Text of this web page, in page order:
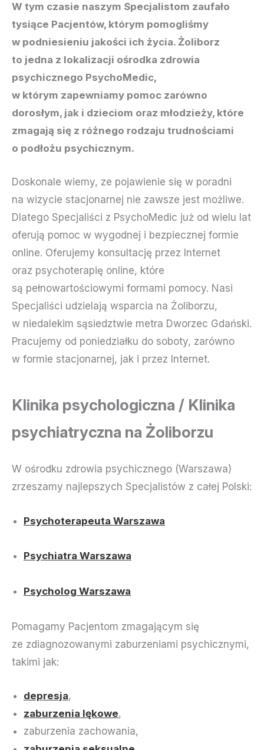
W tym czasie naszym Specjalistom zaufało
tysiące Pacjentów, którym pomogliśmy
w podniesieniu jakości ich życia. Żoliborz
to jedna z lokalizacji ośrodka zdrowia
psychicznego PsychoMedic,
w którym zapewniamy pomoc zarówno
dorosłym, jak i dzieciom oraz młodzieży, które
zmagają się z różnego rodzaju trudnościami
o podłożu psychicznym.
Doskonale wiemy, ze pojawienie się w poradni
na wizycie stacjonarnej nie zawsze jest możliwe.
Dlatego Specjaliści z PsychoMedic już od wielu lat
oferują pomoc w wygodnej i bezpiecznej formie
online. Oferujemy konsultację przez Internet
oraz psychoterapię online, które
są pełnowartościowymi formami pomocy. Nasi
Specjaliści udzielają wsparcia na Żoliborzu,
w niedalekim sąsiedztwie metra Dworzec Gdański.
Pracujemy od poniedziałku do soboty, zarówno
w formie stacjonarnej, jak i przez Internet.
Klinika psychologiczna / Klinika
psychiatryczna na Żoliborzu
W ośrodku zdrowia psychicznego (Warszawa)
zrzeszamy najlepszych Specjalistów z całej Polski:
Psychoterapeuta Warszawa
Psychiatra Warszawa
Psycholog Warszawa
Pomagamy Pacjentom zmagającym się
ze zdiagnozowanymi zaburzeniami psychicznymi,
takimi jak:
depresja,
zaburzenia lękowe,
zaburzenia zachowania,